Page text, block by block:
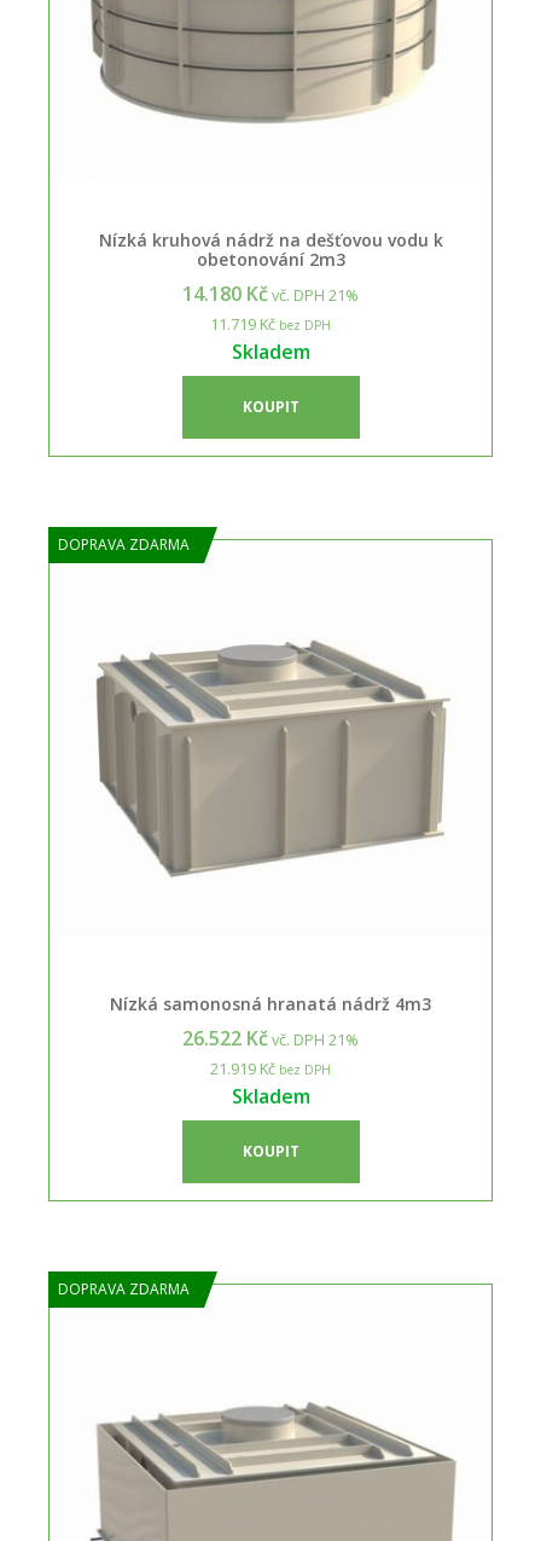
Nízká kruhová nádrž na dešťovou vodu k
obetonování 2m3
14.180 Kčvč. DPH 21%
11.719 Kč bez DPH
Skladem
KOUPIT
DOPRAVA ZDARMA
Nízká samonosná hranatá nádrž 4m3
26.522 Kčvč. DPH 21%
21.919 Kč bez DPH
Skladem
KOUPIT
DOPRAVA ZDARMA